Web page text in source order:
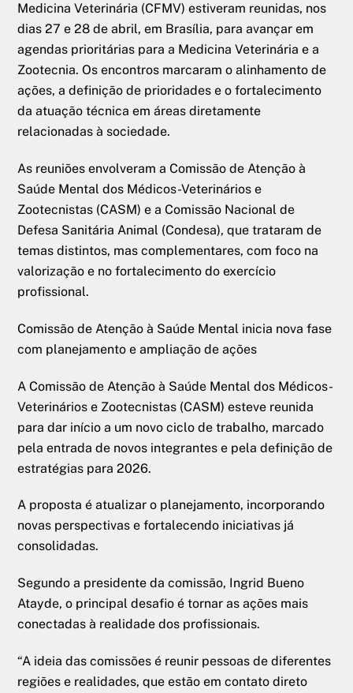
Medicina Veterinária (CFMV) estiveram reunidas, nos
dias 27 e 28 de abril, em Brasília, para avançar em
agendas prioritárias para a Medicina Veterinária e a
Zootecnia. Os encontros marcaram o alinhamento de
ações, a definição de prioridades e o fortalecimento
da atuação técnica em áreas diretamente
relacionadas à sociedade.
As reuniões envolveram a Comissão de Atenção à
Saúde Mental dos Médicos-Veterinários e
Zootecnistas (CASM) e a Comissão Nacional de
Defesa Sanitária Animal (Condesa), que trataram de
temas distintos, mas complementares, com foco na
valorização e no fortalecimento do exercício
profissional.
Comissão de Atenção à Saúde Mental inicia nova fase
com planejamento e ampliação de ações
A Comissão de Atenção à Saúde Mental dos Médicos-
Veterinários e Zootecnistas (CASM) esteve reunida
para dar início a um novo ciclo de trabalho, marcado
pela entrada de novos integrantes e pela definição de
estratégias para 2026.
A proposta é atualizar o planejamento, incorporando
novas perspectivas e fortalecendo iniciativas já
consolidadas.
Segundo a presidente da comissão, Ingrid Bueno
Atayde, o principal desafio é tornar as ações mais
conectadas à realidade dos profissionais.
“A ideia das comissões é reunir pessoas de diferentes
regiões e realidades, que estão em contato direto